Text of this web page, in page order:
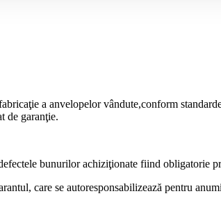
a anvelopelor vândute,conform
de garanţie.
bunurilor achiziţionate fiind obligatorie
care se autoresponsabilizează pentru